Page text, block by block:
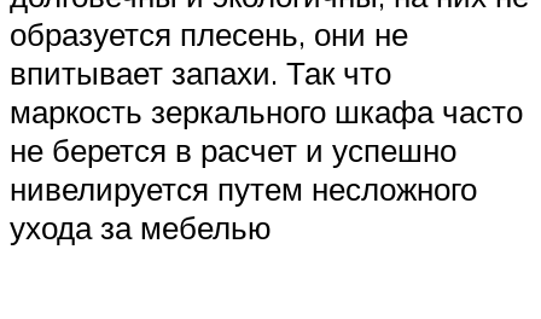
образуется плесень, они не
впитывает запахи. Так что
маркость зеркального шкафа часто
не берется в расчет и успешно
нивелируется путем несложного
ухода за мебелью